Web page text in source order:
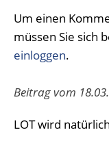
Um einen
müssen Sie sich
einloggen.
Beitrag vom
LOT wird